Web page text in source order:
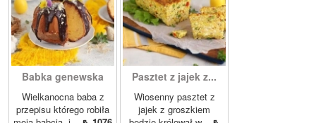
Babka genewska
Wielkanocna baba z
przepisu którego robiła
Pasztet z jajek z...
Wiosenny pasztet z
jajek z groszkiem